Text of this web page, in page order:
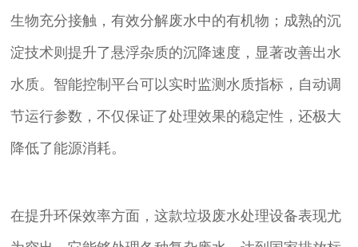
生物充分接触，有效分解废水中的有机物；成熟的沉
淀技术则提升了悬浮杂质的沉降速度，显著改善出水
水质。智能控制平台可以实时监测水质指标，自动调
节运行参数，不仅保证了处理效果的稳定性，还极大
降低了能源消耗。
在提升环保效率方面，这款垃圾废水处理设备表现尤